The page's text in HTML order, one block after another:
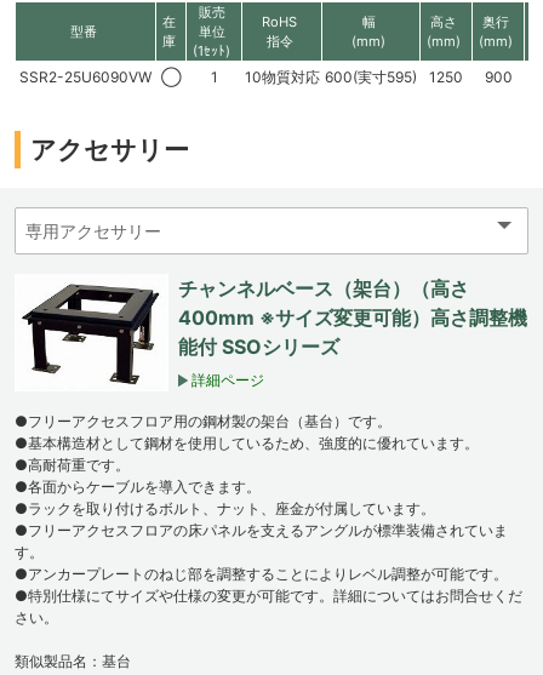
型番
在
庫
販売
単位
(1ｾｯﾄ)
RoHS
指令
幅
(mm)
高さ
(mm)
奥行
(mm)
SSR2-25U6090VW ◯ 1 10物質対応 600(実寸595) 1250 900
アクセサリー
チャンネルベース（架台）（高さ
400mm ※サイズ変更可能）高さ調整機
能付 SSOシリーズ
詳細ページ
●フリーアクセスフロア用の鋼材製の架台（基台）です。
●基本構造材として鋼材を使用しているため、強度的に優れています。
●高耐荷重です。
●各面からケーブルを導入できます。
●ラックを取り付けるボルト、ナット、座金が付属しています。
●フリーアクセスフロアの床パネルを支えるアングルが標準装備されていま
す。
●アンカープレートのねじ部を調整することによりレベル調整が可能です。
●特別仕様にてサイズや仕様の変更が可能です。詳細についてはお問合せくだ
さい。
類似製品名：基台